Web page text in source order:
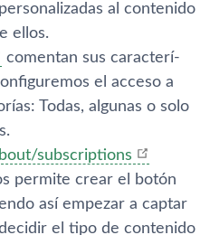
al contenido
ellos.
comentan sus caracterí­
el acceso a
Todas, algunas o solo
subscriptions
permite crear el botón
así­ empezar a captar
el tipo de contenido